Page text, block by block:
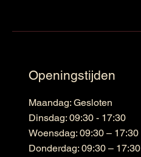
Openingstijden
Maandag: Gesloten
Dinsdag: 09:30 - 17:30
Woensdag: 09:30 – 17:30
Donderdag: 09:30 – 17:30